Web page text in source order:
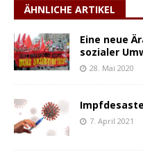
ÄHNLICHE ARTIKEL
Eine neue
sozialer
28. Mai 2020
7. April 2021